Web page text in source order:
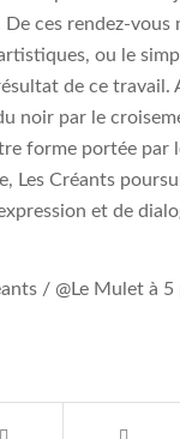
ces rendez-
ou le
de ce travail.
noir par le
forme portée par
Les Créants
et de
/ @Le Mulet à 5